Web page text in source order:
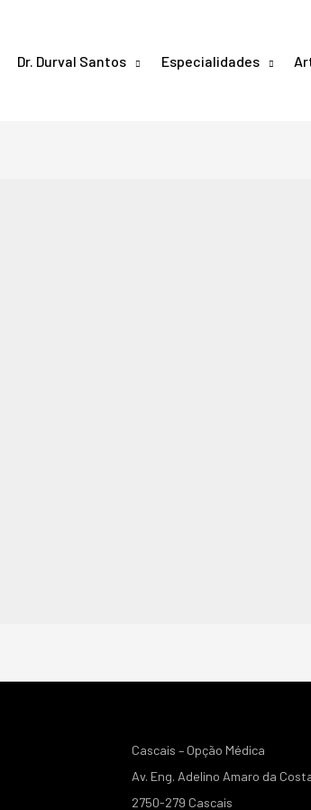
Dr. Durval Santos Especialidades
Cascais – Opção Médica
Av. Eng. Adelino Amaro da
2750-279 Cascais